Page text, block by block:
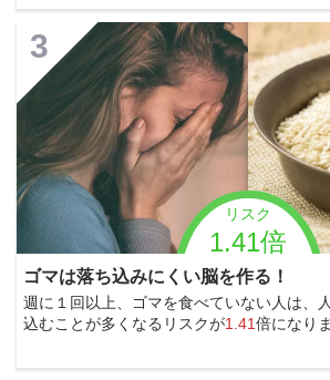
リスク
1.41倍
3
ゴマは落ち込みにくい脳を作る！
週に１回以上、ゴマを食べていない人は、
込むことが多くなるリスクが1.41倍になり